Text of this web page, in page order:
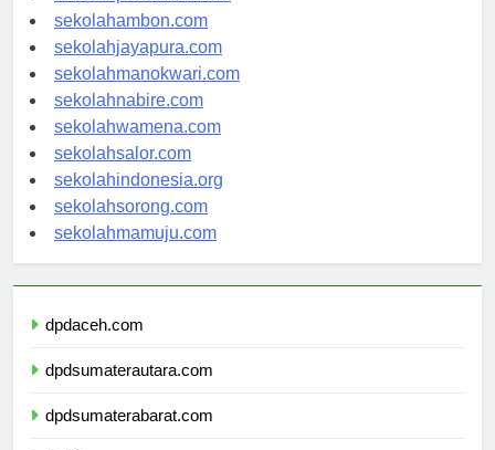
sekolahambon.com
sekolahjayapura.com
sekolahmanokwari.com
sekolahnabire.com
sekolahwamena.com
sekolahsalor.com
sekolahindonesia.org
sekolahsorong.com
sekolahmamuju.com
dpdaceh.com
dpdsumaterautara.com
dpdsumaterabarat.com